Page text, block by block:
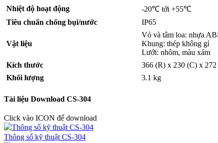
Nhiệt độ hoạt động
-20℃ tới +55℃
Tiêu chuẩn chống bụi/nước
IP65
Vật liệu
Vỏ và tâm loa: nhựa
Khung: thép không gỉ
Lưới: nhôm, màu xám
Kích thước
366 (R) x 230 (C) x 272
Khối lượng
3.1 kg
Tài liệu Download CS-304
Click vào ICON để download
Thông số kỹ thuật CS-304